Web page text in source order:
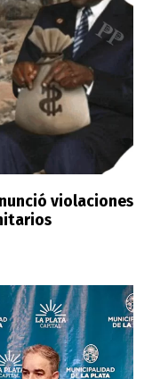
violaciones